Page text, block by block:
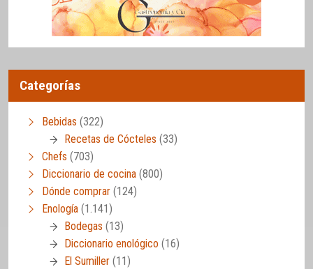
Categorías
Bebidas (322)
Recetas de Cócteles (33)
Chefs (703)
Diccionario de cocina (800)
Dónde comprar (124)
Enología (1.141)
Bodegas (13)
Diccionario enológico (16)
El Sumiller (11)